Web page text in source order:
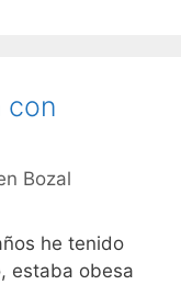
con
Bozal
he tenido
estaba obesa